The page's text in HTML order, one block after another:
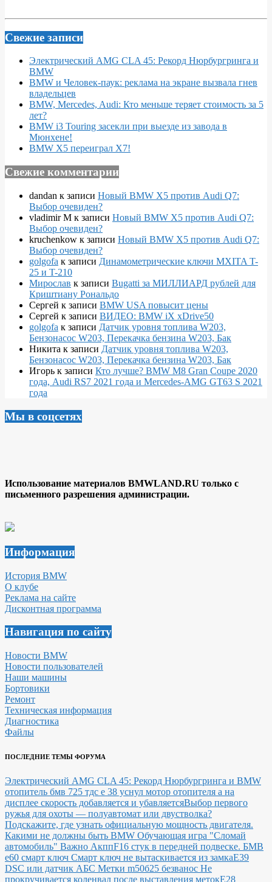
Свежие записи
Электрический AMG CLA 45: Рекорд Нюрбургринга и
BMW
BMW и Человек-паук: реклама на экране вызвала гнев
владельцев
BMW, Mercedes, Audi: Кто меньше теряет стоимость за 5
лет?
BMW i3 Touring засекли при выезде из завода в
Мюнхене!
BMW X5 переиграл X7!
Свежие комментарии
dandan к записи Новый BMW X5 против Audi Q7:
Выбор очевиден?
vladimir M к записи Новый BMW X5 против Audi Q7:
Выбор очевиден?
kruchenkow к записи Новый BMW X5 против Audi Q7:
Выбор очевиден?
golgofa к записи Динамометрические ключи MXITA T-
25 и T-210
Мирослав к записи Bugatti за МИЛЛИАРД рублей для
Криштиану Рональдо
Сергей к записи BMW USA повысит цены
Сергей к записи ВИДЕО: BMW iX xDrive50
golgofa к записи Датчик уровня топлива W203,
Бензонасос W203, Перекачка бензина W203, Бак
Никита к записи Датчик уровня топлива W203,
Бензонасос W203, Перекачка бензина W203, Бак
Игорь к записи Кто лучше? BMW M8 Gran Coupe 2020
года, Audi RS7 2021 года и Mercedes-AMG GT63 S 2021
года
Мы в соцсетях
Использование материалов BMWLAND.RU только с
письменного разрешения администрации.
Информация
История BMW
О клубе
Реклама на сайте
Дисконтная программа
Навигация по сайту
Новости BMW
Новости пользователей
Наши машины
Бортовики
Ремонт
Техническая информация
Диагностика
Файлы
ПОСЛЕДНИЕ ТЕМЫ ФОРУМА
Электрический AMG CLA 45: Рекорд Нюрбургринга и BMW
отопитель бмв 725 тдс е 38 уснул мотор отопителя а на
дисплее скорость добавляется и убавляетсяВыбор первого
ружья для охоты — полуавтомат или двустволка?
Подскажите, где узнать официальную мощность двигателя.
Какими не должны быть BMW Обучающая игра "Сломай
автомобиль" Важно АкппF16 стук в передней подвеске. БМВ
е60 смарт ключ Смарт ключ не вытаскивается из замкаE39
DSC или датчик АБС Метки m50б25 безванос Не
прокручивается коленвал после выставления метокЕ28